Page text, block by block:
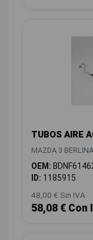
TUBOS AIRE
MAZDA 3
OEM:
ID: 1185915
48,00 € Sin IVA
58,08 € Con